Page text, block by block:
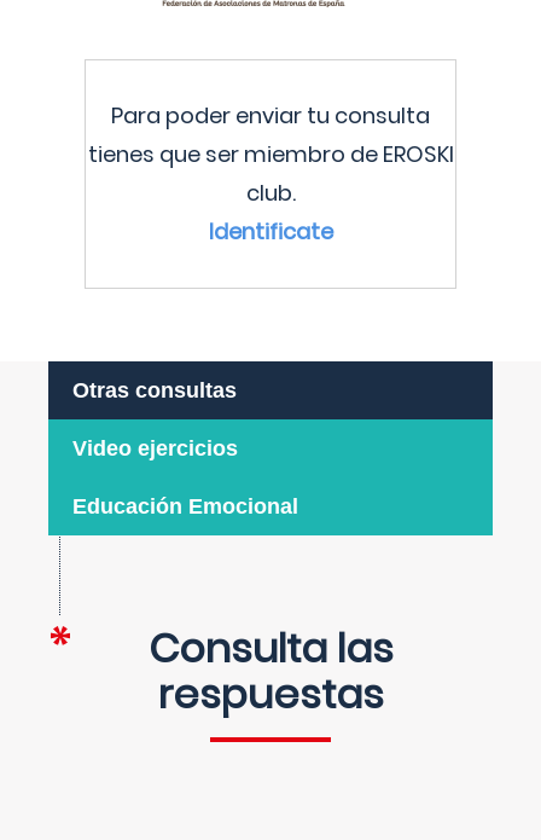
Para poder enviar tu consulta
tienes que ser miembro de EROSKI
club.
Identificate
Otras consultas
Video ejercicios
Educación Emocional
Consulta las
respuestas